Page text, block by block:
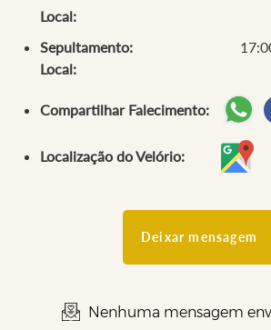
Local:
Sepultamento:
Local:
Compartilhar Falecimento:
Localização do Velório:
Deixar mensagem
Nenhuma mensagem